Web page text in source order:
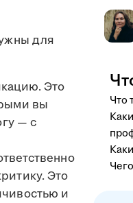
для
Это
вы
— с
Это
и
Что